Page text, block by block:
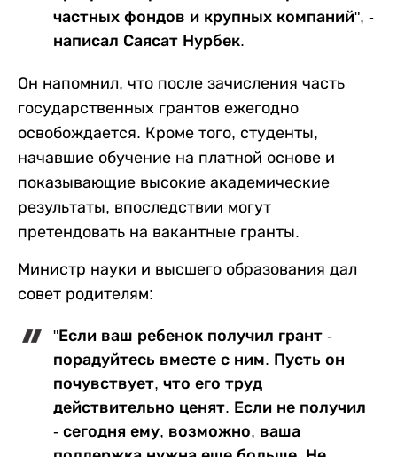
частных фондов и крупных компаний", -
написал Саясат Нурбек.
Он напомнил, что после зачисления часть
государственных грантов ежегодно
освобождается. Кроме того, студенты,
начавшие обучение на платной основе и
показывающие высокие академические
результаты, впоследствии могут
претендовать на вакантные гранты.
Министр науки и высшего образования дал
совет родителям:
"Если ваш ребенок получил грант -
порадуйтесь вместе с ним. Пусть он
почувствует, что его труд
действительно ценят. Если не получил
- сегодня ему, возможно, ваша